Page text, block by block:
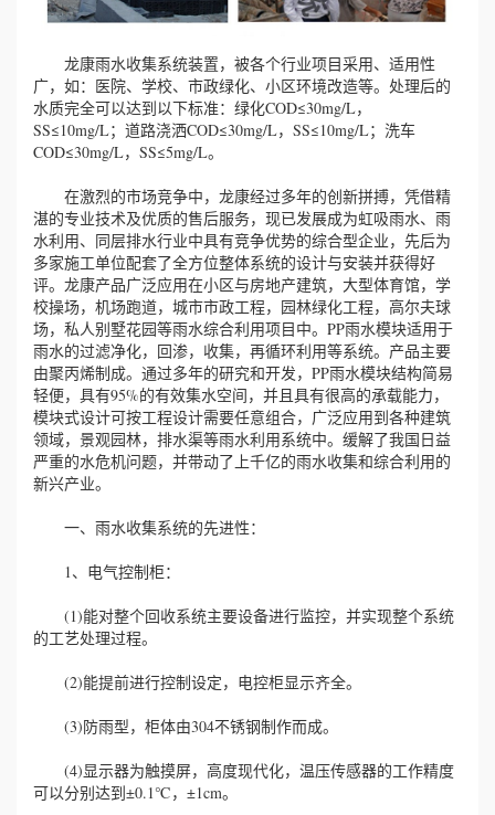
龙康雨水收集系统装置，被各个行业项目采用、适用性
广，如：医院、学校、市政绿化、小区环境改造等。处理后的
水质完全可以达到以下标准：绿化COD≤30mg/L，
SS≤10mg/L；道路浇洒COD≤30mg/L，SS≤10mg/L；洗车
COD≤30mg/L，SS≤5mg/L。
在激烈的市场竞争中，龙康经过多年的创新拼搏，凭借精
湛的专业技术及优质的售后服务，现已发展成为虹吸雨水、雨
水利用、同层排水行业中具有竞争优势的综合型企业，先后为
多家施工单位配套了全方位整体系统的设计与安装并获得好
评。龙康产品广泛应用在小区与房地产建筑，大型体育馆，学
校操场，机场跑道，城市市政工程，园林绿化工程，高尔夫球
场，私人别墅花园等雨水综合利用项目中。PP雨水模块适用于
雨水的过滤净化，回渗，收集，再循环利用等系统。产品主要
由聚丙烯制成。通过多年的研究和开发，PP雨水模块结构简易
轻便，具有95%的有效集水空间，并且具有很高的承载能力，
模块式设计可按工程设计需要任意组合，广泛应用到各种建筑
领域，景观园林，排水渠等雨水利用系统中。缓解了我国日益
严重的水危机问题，并带动了上千亿的雨水收集和综合利用的
新兴产业。
一、雨水收集系统的先进性：
1、电气控制柜：
(1)能对整个回收系统主要设备进行监控，并实现整个系统
的工艺处理过程。
(2)能提前进行控制设定，电控柜显示齐全。
(3)防雨型，柜体由304不锈钢制作而成。
(4)显示器为触摸屏，高度现代化，温压传感器的工作精度
可以分别达到±0.1℃，±1cm。